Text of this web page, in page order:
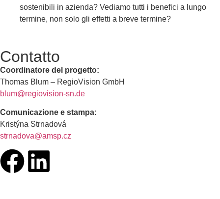
sostenibili in azienda? Vediamo tutti i benefici a lungo
termine, non solo gli effetti a breve termine?
Contatto
Coordinatore del progetto:
Thomas Blum – RegioVision GmbH
blum@regiovision-sn.de
Comunicazione e stampa:
Kristýna Strnadová
strnadova@amsp.cz